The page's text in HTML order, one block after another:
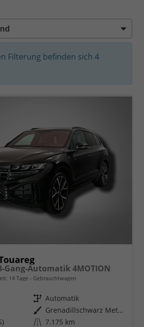
Filterung befinden sich 4
Gang-Automatik 4MOTION
14 Tage Gebrauchtwagen
Getriebe Automatik
Außenfarbe
Grenadillschwarz Metallic
Kilometerstand 7.175 km